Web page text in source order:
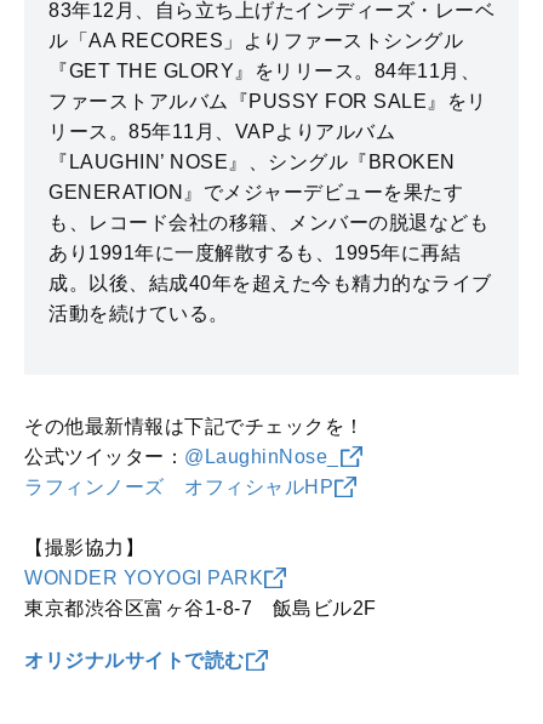
83年12月、自ら立ち上げたインディーズ・レーベ
ル「AA RECORES」よりファーストシングル
『GET THE GLORY』をリリース。84年11月、
ファーストアルバム『PUSSY FOR SALE』をリ
リース。85年11月、VAPよりアルバム
『LAUGHIN’ NOSE』、シングル『BROKEN
GENERATION』でメジャーデビューを果たす
も、レコード会社の移籍、メンバーの脱退なども
あり1991年に一度解散するも、1995年に再結
成。以後、結成40年を超えた今も精力的なライブ
活動を続けている。
その他最新情報は下記でチェックを！
公式ツイッター： @LaughinNose_
ラフィンノーズ オフィシャルHP
【撮影協力】
WONDER YOYOGI PARK
東京都渋谷区富ヶ谷1-8-7 飯島ビル2F
オリジナルサイトで読む